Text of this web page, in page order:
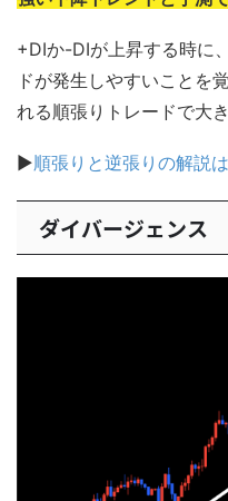
+DIか-DIが上昇する時に
ドが発生しやすいことを
れる順張りトレードで大
▶順張りと逆張りの解説
ダイバージェンス